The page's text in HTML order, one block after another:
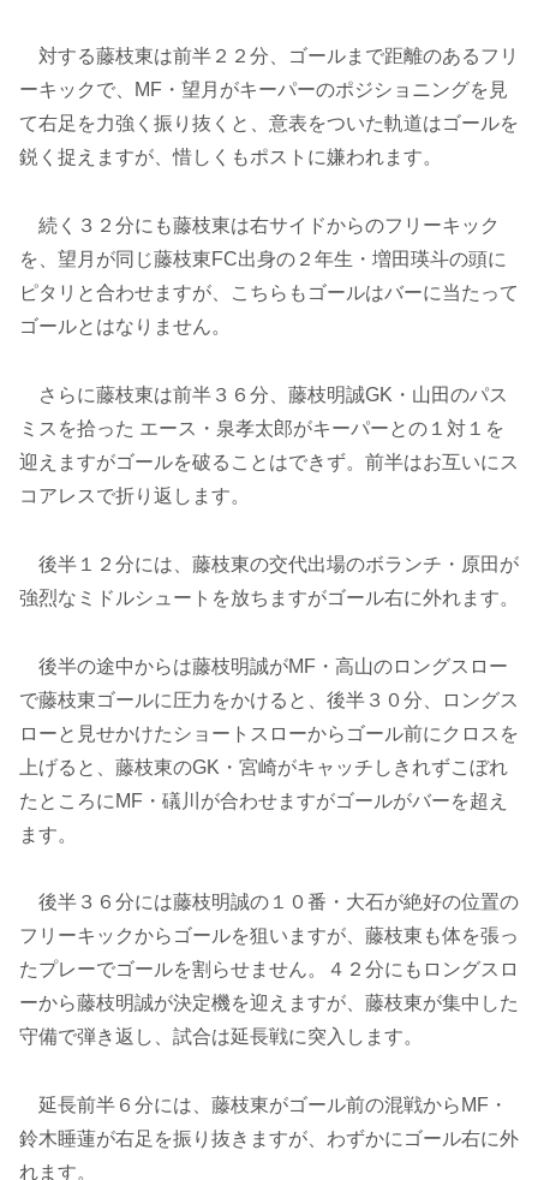
対する藤枝東は前半２２分、ゴールまで距離のあるフリ
ーキックで、MF・望月がキーパーのポジショニングを見
て右足を力強く振り抜くと、意表をついた軌道はゴールを
鋭く捉えますが、惜しくもポストに嫌われます。
続く３２分にも藤枝東は右サイドからのフリーキック
を、望月が同じ藤枝東FC出身の２年生・増田瑛斗の頭に
ピタリと合わせますが、こちらもゴールはバーに当たって
ゴールとはなりません。
さらに藤枝東は前半３６分、藤枝明誠GK・山田のパス
ミスを拾った エース・泉孝太郎がキーパーとの１対１を
迎えますがゴールを破ることはできず。前半はお互いにス
コアレスで折り返します。
後半１２分には、藤枝東の交代出場のボランチ・原田が
強烈なミドルシュートを放ちますがゴール右に外れます。
後半の途中からは藤枝明誠がMF・高山のロングスロー
で藤枝東ゴールに圧力をかけると、後半３０分、ロングス
ローと見せかけたショートスローからゴール前にクロスを
上げると、藤枝東のGK・宮崎がキャッチしきれずこぼれ
たところにMF・礒川が合わせますがゴールがバーを超え
ます。
後半３６分には藤枝明誠の１０番・大石が絶好の位置の
フリーキックからゴールを狙いますが、藤枝東も体を張っ
たプレーでゴールを割らせません。４２分にもロングスロ
ーから藤枝明誠が決定機を迎えますが、藤枝東が集中した
守備で弾き返し、試合は延長戦に突入します。
延長前半６分には、藤枝東がゴール前の混戦からMF・
鈴木睡蓮が右足を振り抜きますが、わずかにゴール右に外
れます。